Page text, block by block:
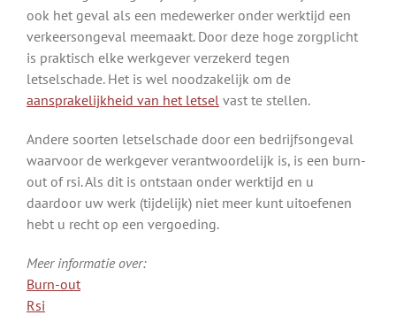
ook het geval als een medewerker onder werktijd een
verkeersongeval meemaakt. Door deze hoge zorgplicht
is praktisch elke werkgever verzekerd tegen
letselschade. Het is wel noodzakelijk om de
aansprakelijkheid van het letsel vast te stellen.
Andere soorten letselschade door een bedrijfsongeval
waarvoor de werkgever verantwoordelijk is, is een burn-
out of rsi. Als dit is ontstaan onder werktijd en u
daardoor uw werk (tijdelijk) niet meer kunt uitoefenen
hebt u recht op een vergoeding.
Meer informatie over:
Burn-out
Rsi